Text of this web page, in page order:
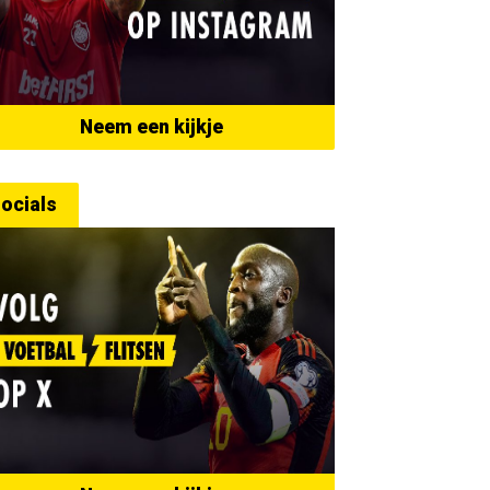
Neem een kijkje